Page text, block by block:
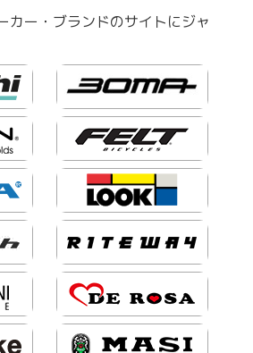
カー・ブランドのサイトにジャ